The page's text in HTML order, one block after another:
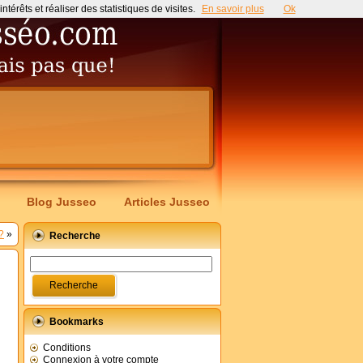
Blog Jusseo Articles Jusseo
» Recherche
Bookmarks
Conditions
Connexion à votre compte
et réaliser des statistiques de visites. En savoir plus Ok